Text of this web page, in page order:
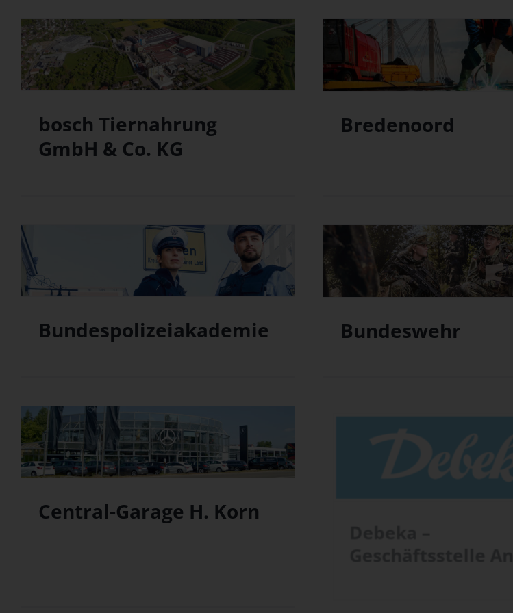
bosch Tiernahrung
GmbH & Co. KG
Bredenoord
Bundespolizeiakademie Bundeswehr
Central-Garage H. Korn